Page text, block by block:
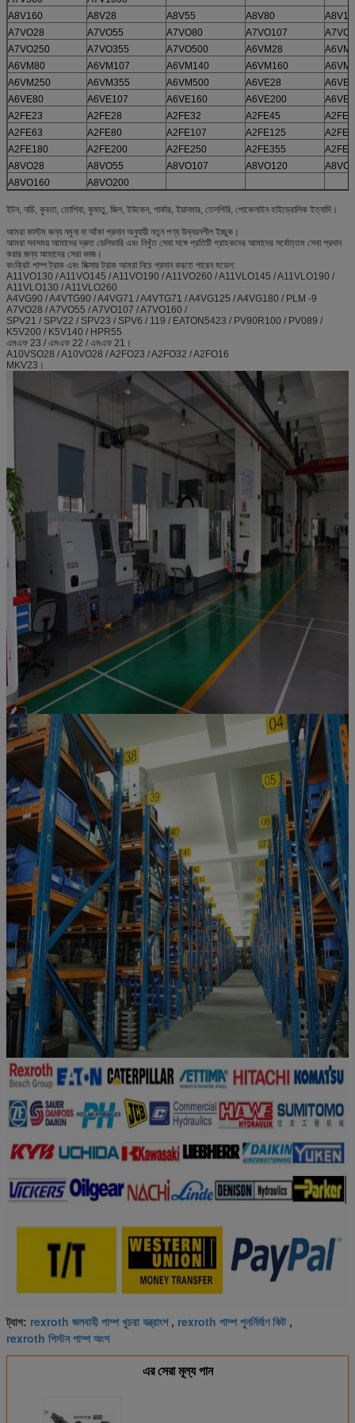
A8V160
A8V28 A8V55 A8V80
A7VO28
A7VO55 A7VO80 A7VO107
A7VO250
A7VO355 A7VO500 A6VM28
A6VM80
A6VM107 A6VM140 A6VM160
A6VM250
A6VM355 A6VM500 A6VE28
A6VE80
A6VE107 A6VE160 A6VE200
A2FE23
A2FE28 A2FE32 A2FE45
A2FE63
A2FE80 A2FE107 A2FE125
A2FE180
A2FE200 A2FE250 A2FE355
A8VO28
A8VO55 A8VO107 A8VO120
A8VO160
A8VO200
ইটন, নাচি, কুবতা, তোশিবা, কুমাতু, জিল, ইউকেন, পার্কার, ইয়ানমার, তেলগিরি, পোকেলাইন হাইড্রোলিক ইত্যাদি।
আমরা কাস্টম জন্য নমুনা বা আঁকা প্রদান অনুযায়ী নতুন পণ্য উন্নয়নশীল ইচ্ছুক।
আমরা সবসময় আমাদের দ্রুত ডেলিভারি এবং নিখুঁত সেবা সঙ্গে প্রতিটি গ্রাহকদের আমাদের সর্বোত্তম সেবা প্রদান
করার জন্য আমাদের সেরা কাজ।
কংক্রিট পাম্প ট্রাক এবং মিক্সার ট্রাক আমরা নিচে প্রদান করতে পারেন মডেল:
A11VO130 / A11VO145 / A11VO190 / A11VO260 / A11VLO145 / A11VLO190 /
A11VLO130 / A11VLO260
A4VG90 / A4VTG90 / A4VG71 / A4VTG71 / A4VG125 / A4VG180 / PLM -9
A7VO28 / A7VO55 / A7VO107 / A7VO160 /
SPV21 / SPV22 / SPV23 / SPV6 / 119 / EATON5423 / PV90R100 / PV089 /
K5V200 / K5V140 / HPR55
এমএফ 23 / এমএফ 22 / এমএফ 21।
A10VSO28 / A10VO28 / A2FO23 / A2FO32 / A2FO16
MKV23।
ট্যাগ: rexroth জলবাহী পাম্প খুচরা যন্ত্রাংশ, rexroth পাম্প পুনর্নির্মাণ কিট ,
rexroth পিস্টন পাম্প অংশ
এর সেরা মূল্য পান